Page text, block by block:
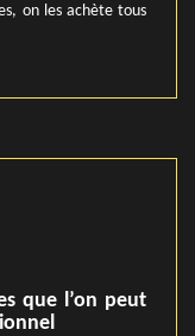
on les achète tous
que l’on peut